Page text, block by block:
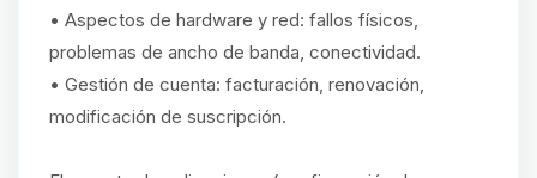
• Aspectos de hardware y red: fallos físicos,
problemas de ancho de banda, conectividad.
• Gestión de cuenta: facturación, renovación,
modificación de suscripción.